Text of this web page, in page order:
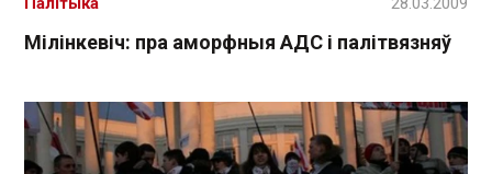
Мілінкевіч: пра аморфныя АДС і палітвязняў